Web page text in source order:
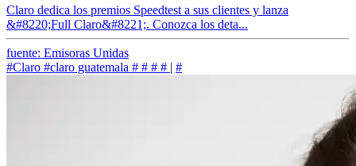
Claro dedica los premios Speedtest a sus clientes y lanza
&#8220;Full Claro&#8221;. Conozca los deta...
fuente: Emisoras Unidas
#Claro #claro guatemala # # # # | #